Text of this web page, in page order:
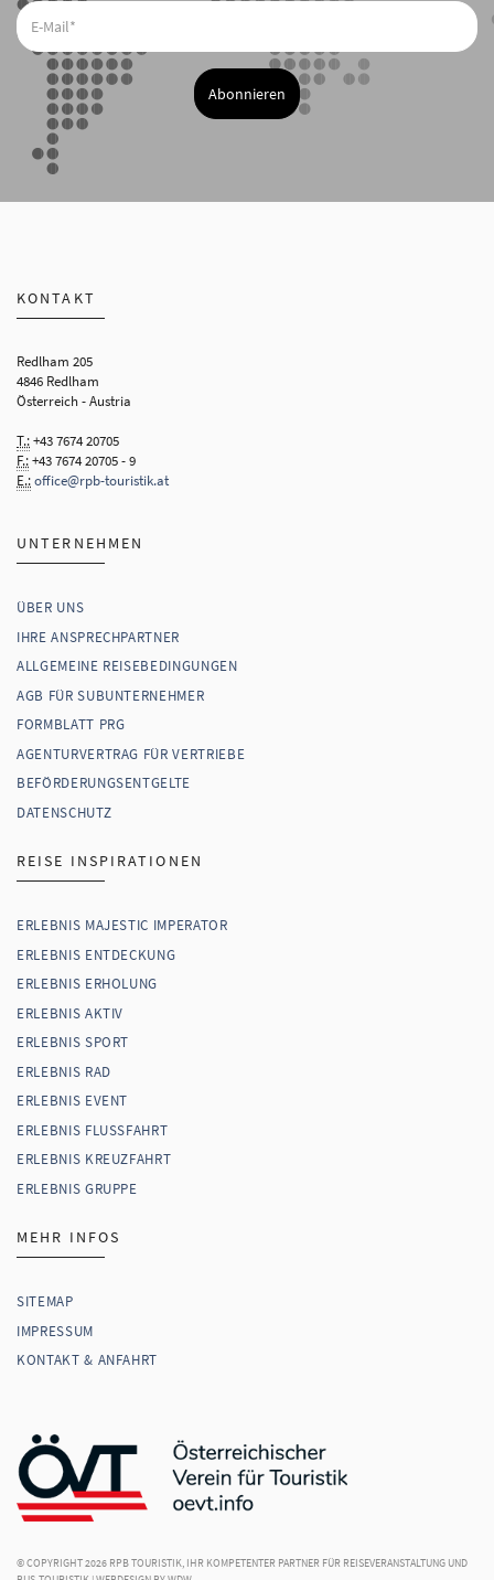
KONTAKT
Redlham 205
4846 Redlham
Österreich - Austria
T.:+43 7674 20705
F.:+43 7674 20705 - 9
E.:office@rpb-touristik.at
UNTERNEHMEN
ÜBER UNS
IHRE ANSPRECHPARTNER
ALLGEMEINE REISEBEDINGUNGEN
AGB FÜR SUBUNTERNEHMER
FORMBLATT PRG
AGENTURVERTRAG FÜR VERTRIEBE
BEFÖRDERUNGSENTGELTE
DATENSCHUTZ
REISE INSPIRATIONEN
ERLEBNIS MAJESTIC IMPERATOR
ERLEBNIS ENTDECKUNG
ERLEBNIS ERHOLUNG
ERLEBNIS AKTIV
ERLEBNIS SPORT
ERLEBNIS RAD
ERLEBNIS EVENT
ERLEBNIS FLUSSFAHRT
ERLEBNIS KREUZFAHRT
ERLEBNIS GRUPPE
MEHR INFOS
SITEMAP
IMPRESSUM
KONTAKT & ANFAHRT
© COPYRIGHT 2026 RPB TOURISTIK, IHR KOMPETENTER PARTNER FÜR REISEVERANSTALTUNG UND